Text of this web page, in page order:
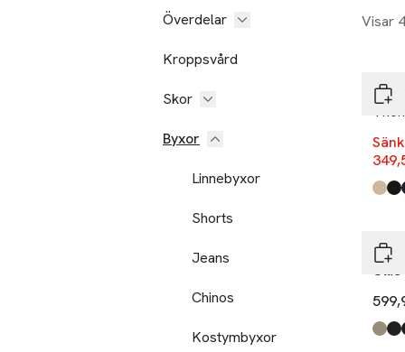
Överdelar
Kroppsvård
Skor
Byxor
Linnebyxor
Shorts
Jeans
Chinos
Kostymbyxor
Visar
-
Black
Dark
Dark
Black